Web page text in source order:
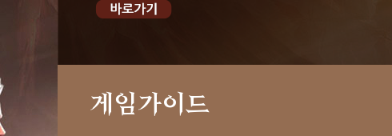
게임가이드